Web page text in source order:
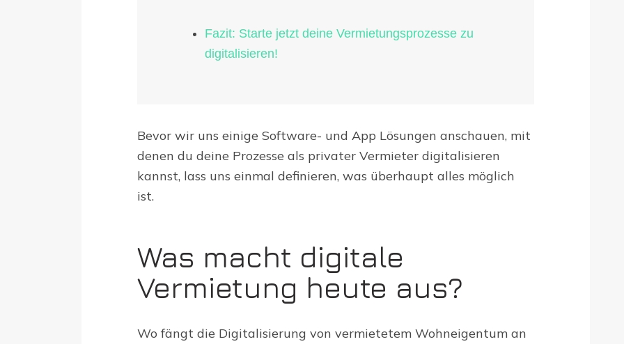
Fazit: Starte jetzt deine Vermietungsprozesse zu
digitalisieren!
Bevor wir uns einige Software- und App Lösungen anschauen, mit
denen du deine Prozesse als privater Vermieter digitalisieren
kannst, lass uns einmal definieren, was überhaupt alles möglich
ist.
Was macht digitale
Vermietung heute aus?
Wo fängt die Digitalisierung von vermietetem Wohneigentum an